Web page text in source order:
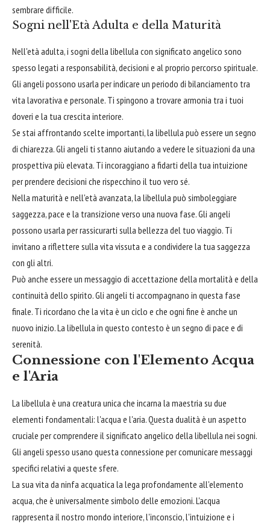
sembrare difficile.
Sogni nell'Età Adulta e della Maturità
Nell'età adulta, i sogni della libellula con significato angelico sono
spesso legati a responsabilità, decisioni e al proprio percorso spirituale.
Gli angeli possono usarla per indicare un periodo di bilanciamento tra
vita lavorativa e personale. Ti spingono a trovare armonia tra i tuoi
doveri e la tua crescita interiore.
Se stai affrontando scelte importanti, la libellula può essere un segno
di chiarezza. Gli angeli ti stanno aiutando a vedere le situazioni da una
prospettiva più elevata. Ti incoraggiano a fidarti della tua intuizione
per prendere decisioni che rispecchino il tuo vero sé.
Nella maturità e nell'età avanzata, la libellula può simboleggiare
saggezza, pace e la transizione verso una nuova fase. Gli angeli
possono usarla per rassicurarti sulla bellezza del tuo viaggio. Ti
invitano a riflettere sulla vita vissuta e a condividere la tua saggezza
con gli altri.
Può anche essere un messaggio di accettazione della mortalità e della
continuità dello spirito. Gli angeli ti accompagnano in questa fase
finale. Ti ricordano che la vita è un ciclo e che ogni fine è anche un
nuovo inizio. La libellula in questo contesto è un segno di pace e di
serenità.
Connessione con l'Elemento Acqua
e l'Aria
La libellula è una creatura unica che incarna la maestria su due
elementi fondamentali: l'acqua e l'aria. Questa dualità è un aspetto
cruciale per comprendere il significato angelico della libellula nei sogni.
Gli angeli spesso usano questa connessione per comunicare messaggi
specifici relativi a queste sfere.
La sua vita da ninfa acquatica la lega profondamente all'elemento
acqua, che è universalmente simbolo delle emozioni. L'acqua
rappresenta il nostro mondo interiore, l'inconscio, l'intuizione e i